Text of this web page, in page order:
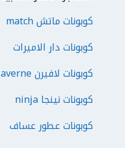
كوبونات ماتش match
كوبونات دار الاميرات
كوبونات لافيرن laverne
كوبونات نينجا ninja
كوبونات عطور عساف